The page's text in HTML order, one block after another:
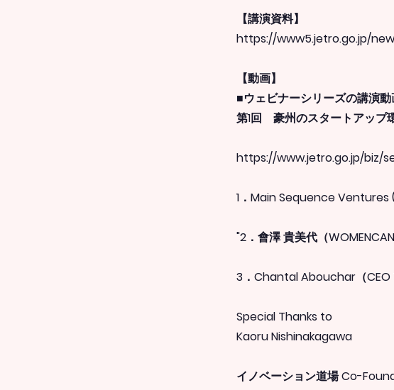
【講演資料】
https://www5.jetro.go.jp/
【動画】
■ウェビナーシリーズの講演動
第1回 豪州のスタートアップ
https://www.jetro.go.jp/biz/
1．Main Sequence Ventures
"2．會澤 貴美代（
3．Chantal Abouchar（CEO
Special Thanks to
Kaoru Nishinakagawa
イノベーション道場 Co-